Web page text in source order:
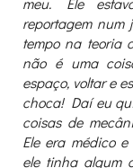
reportagem num
tempo na teoria
não é uma
espaço, voltar e
choca! Daí eu
coisas de
Ele era médico
ele tinha algum